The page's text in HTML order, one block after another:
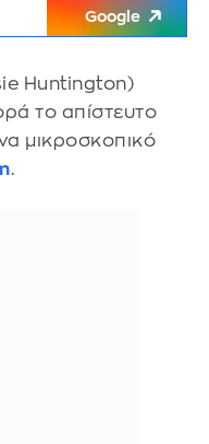
Google
Huntington)
το απίστευτο
μικροσκοπικό
.